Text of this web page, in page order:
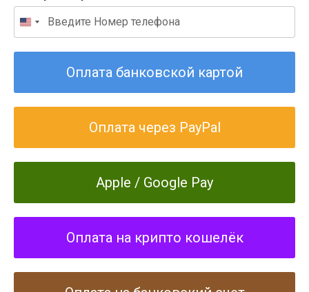
Оплата банковской картой
Оплата через PayPal
Apple / Google Pay
Оплата на крипто кошелёк